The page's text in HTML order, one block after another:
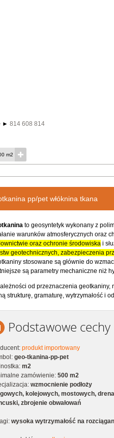
► 814 608 814
m2
pp/pet włóknina tkana
to geosyntetyk wykonany z
warunków atmosferycznych oraz
oraz ochronie środowiska i
geotechnicznych, zabezpieczenia
stosowane są głównie do
są parametry mechaniczne niż
od przeznaczenia geotkaniny,
strukturę, gramaturę, wytrzymałość i
Podstawowe cechy
produkt importowany
geo-tkanina-pp-pet
m2
zamówienie: 500 m2
wzmocnienie podłoży
kolejowych, mostowych,
zbrojenie obwałowań
wysoka wytrzymałość na